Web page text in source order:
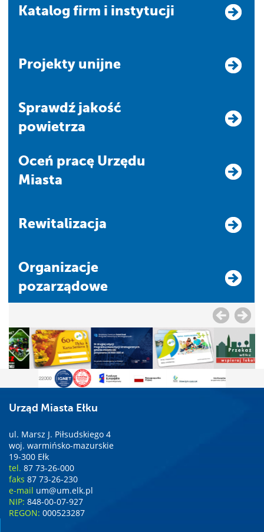
Katalog firm i instytucji
Projekty unijne
Sprawdź jakość
powietrza
Oceń pracę Urzędu
Miasta
Rewitalizacja
Organizacje
pozarządowe
Urząd Miasta Ełku
ul. Marsz J. Piłsudskiego 4
woj. warmińsko-mazurskie
19-300 Ełk
tel. 87 73-26-000
faks 87 73-26-230
e-mail um@um.elk.pl
NIP: 848-00-07-927
REGON: 000523287